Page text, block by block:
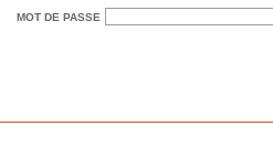
MOT DE PASSE